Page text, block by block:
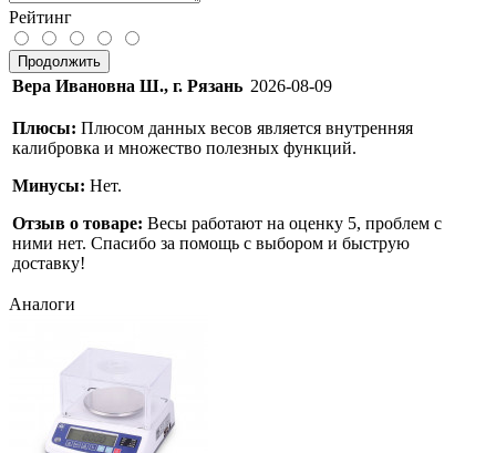
Рейтинг
Продолжить
Вера Ивановна Ш., г. Рязань 2026-08-09
Плюсы: Плюсом данных весов является внутренняя
калибровка и множество полезных функций.
Минусы: Нет.
Отзыв о товаре: Весы работают на оценку 5, проблем с
ними нет. Спасибо за помощь с выбором и быструю
доставку!
Аналоги